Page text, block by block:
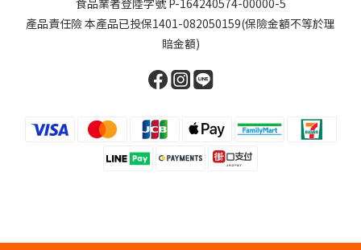
產品責任險 本產品已投保1401-082050159(保險金額不等於理
賠金額)